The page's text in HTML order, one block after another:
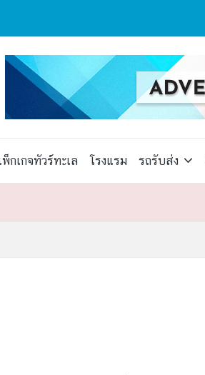
กเกจทัวร์ทะเล โรงแรม รถรับส่ง